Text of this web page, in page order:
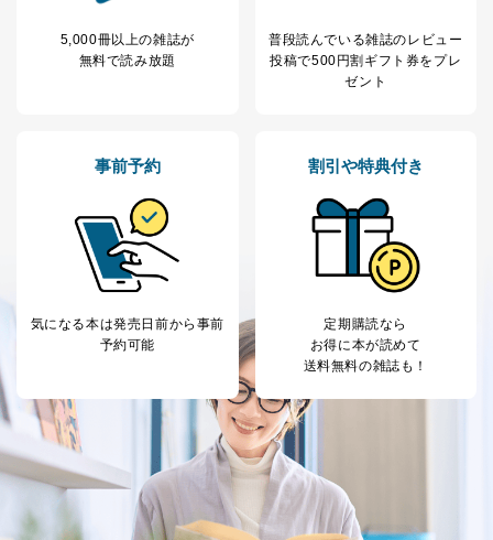
店など商品の供給者、梱包会社、配送会社、新聞
販売店などの梱包・配送・配達会社
当社は、本人から、開示対象個人情報について利用目的
す。ただし、以下①～④のいずれかに該当する場合は、
利用目的の通知を行なうことはできません。そのとき
は、本人に遅滞無くその旨を通知するとともに、理由を
説明させていただきます。
本人又は第三者の生命、身体、財産その他の権利利益を
害するおそれがある場合
②利用目的を本人に通知し、又は公表することによって
当該事業者の権利又は正当な利益を害するおそれがある
場合
③国の機関又は地方公共団体が法令の定める事務を遂行
することに対して協力する必要がある場合であって、利
用目的を本人に通知し、又は公表することによって当該
事務の遂行に支障を及ぼすおそれがあるとき
④開示対象個人情報の利用目的が明らかな場合
5,000冊以上の雑誌が
無料で読み放題
普段読んでいる雑誌のレビュー
投稿で500円割ギフト券をプレ
ゼント
事前予約
気になる本は発売日前から事前
予約可能
割引や特典付き
定期購読なら
お得に本が読めて
送料無料の雑誌も！